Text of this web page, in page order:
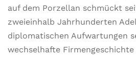
auf dem Porzellan schmückt
zweieinhalb Jahrhunderten
diplomatischen Aufwartungen
wechselhafte